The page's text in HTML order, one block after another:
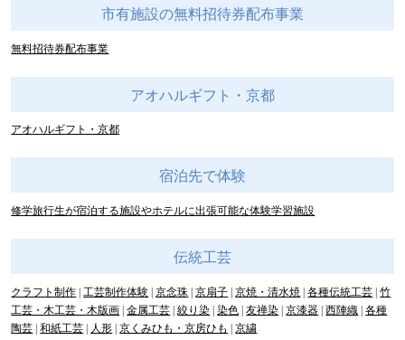
市有施設の無料招待券配布事業
無料招待券配布事業
アオハルギフト・京都
アオハルギフト・京都
宿泊先で体験
修学旅行生が宿泊する施設やホテルに出張可能な体験学習施設
伝統工芸
クラフト制作 工芸制作体験 京念珠 京扇子 京焼・清水焼 各種伝統工芸 竹
工芸・木工芸・木版画 金属工芸 絞り染 染色 友禅染 京漆器 西陣織 各種
陶芸 和紙工芸 人形 京くみひも・京房ひも 京繍